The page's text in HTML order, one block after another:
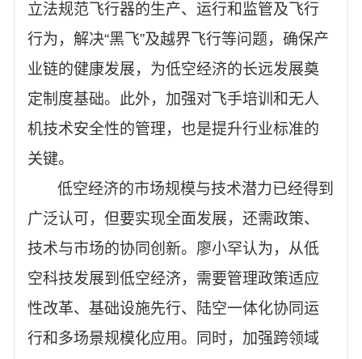
立法规范飞行器的生产、运行和监管及飞行
行为，解决“黑飞”及越界飞行等问题，确保产
业链的健康发展，为低空经济的长远发展奠
定制度基础。此外，加强对飞手培训和无人
机技术安全性的管理，也是提升行业标准的
关键。
低空经济的市场规模与技术潜力已经得到
广泛认可，但要实现全面发展，还需政策、
技术与市场的协同创新。廖小罕认为，从低
空科技发展到低空经济，需要管理政策适应
性改革、基础设施先行、陆空一体化协同运
行和多场景规模化应用。同时，加强跨领域